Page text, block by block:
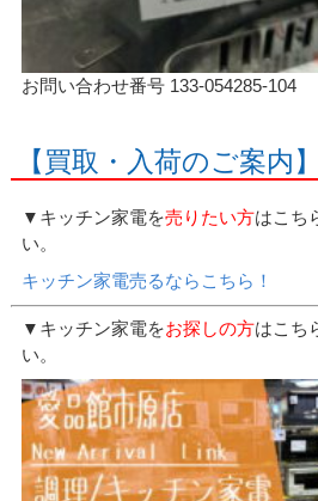
お問い合わせ番号 133-054285-
【買取・入荷のご案内】
▼キッチン家電を売りたい方はこち
い。
キッチン家電売るならこちら！
▼キッチン家電をお探しの方はこち
い。